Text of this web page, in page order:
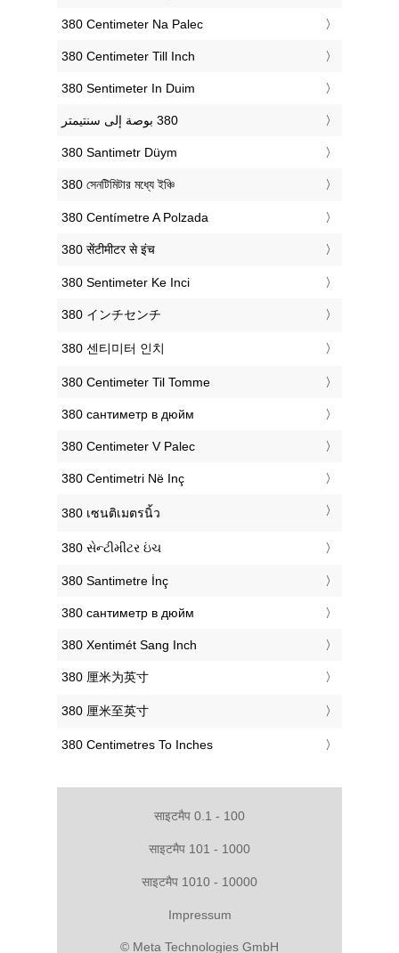
‎380 Centimeter Na Palec
‎380 Centimeter Till Inch
‎380 Sentimeter In Duim
‎380 Santimetr Düym
‎380 সেনটিমিটার মধ্যে ইঞ্চি
‎380 Centímetre A Polzada
‎380 सेंटीमीटर से इंच
‎380 Sentimeter Ke Inci
‎380 インチセンチ
‎380 센티미터 인치
‎380 Centimeter Til Tomme
‎380 сантиметр в дюйм
‎380 Centimeter V Palec
‎380 Centimetri Në Inç
‎380 เซนติเมตรนิ้ว
‎380 સેન્ટીમીટર ઇંચ
‎380 Santimetre İnç
‎380 сантиметр в дюйм
‎380 Xentimét Sang Inch
‎380 厘米为英寸
‎380 厘米至英寸
‎380 Centimetres To Inches
साइटमैप 0.1 - 100
साइटमैप 101 - 1000
साइटमैप 1010 - 10000
Impressum
© Meta Technologies GmbH